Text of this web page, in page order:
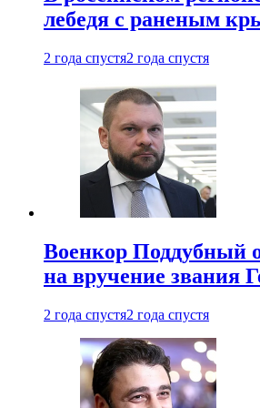
лебедя с раненым
2 года спустя2 года спустя
Военкор Поддубный
на вручение звания
2 года спустя2 года спустя